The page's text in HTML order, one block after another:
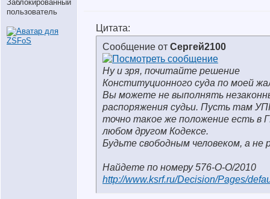
Заблокированный
пользователь
Цитата:
Сообщение от Сергей2100
Ну и зря, почитайте решение
Конституционного суда по моей
Вы можете не выполнять
распоряжения судьи. Пусть там
точно такое же положение есть в
любом другом Кодексе.
Будьте свободным человеком, а не
Найдете по номеру 576-О-О/2010
http://www.ksrf.ru/Decision/Pages/